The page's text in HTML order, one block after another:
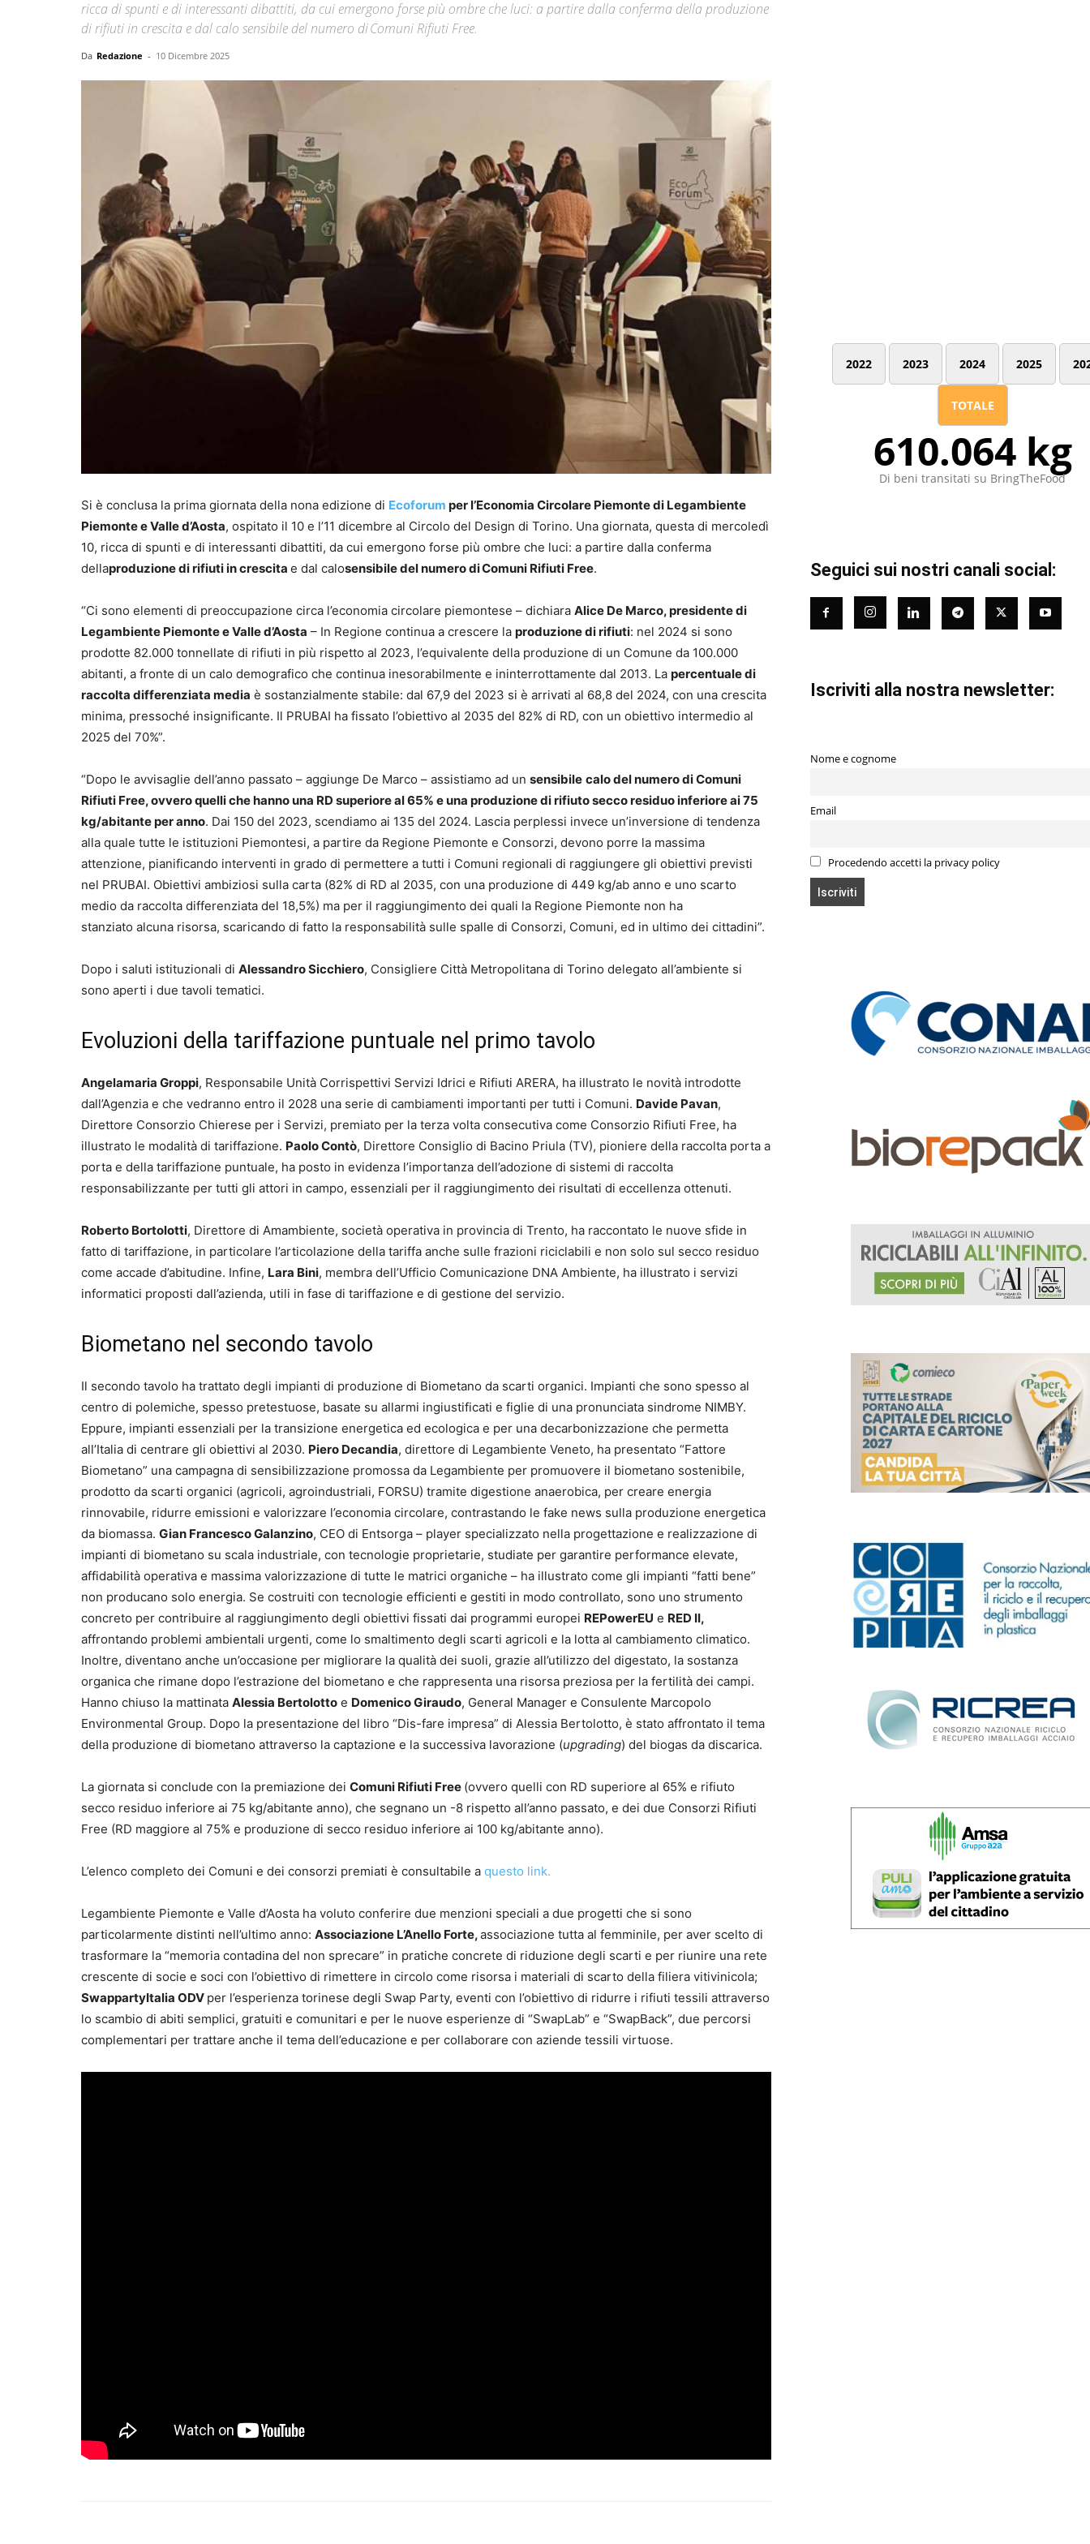
ricca di spunti e di interessanti dibattiti, da cui emergono forse più ombre che luci: a partire dalla conferma della produzione
di rifiuti in crescita e dal calo sensibile del numero di Comuni Rifiuti Free.
Da Redazione - 10 Dicembre 2025
Si è conclusa la prima giornata della nona edizione di Ecoforum per l’Economia Circolare Piemonte di Legambiente
Piemonte e Valle d’Aosta, ospitato il 10 e l’11 dicembre al Circolo del Design di Torino. Una giornata, questa di mercoledì
10, ricca di spunti e di interessanti dibattiti, da cui emergono forse più ombre che luci: a partire dalla conferma
dellaproduzione di rifiuti in crescita e dal calosensibile del numero di Comuni Rifiuti Free.
“Ci sono elementi di preoccupazione circa l’economia circolare piemontese – dichiara Alice De Marco, presidente di
Legambiente Piemonte e Valle d’Aosta – In Regione continua a crescere la produzione di rifiuti: nel 2024 si sono
prodotte 82.000 tonnellate di rifiuti in più rispetto al 2023, l’equivalente della produzione di un Comune da 100.000
abitanti, a fronte di un calo demografico che continua inesorabilmente e ininterrottamente dal 2013. La percentuale di
raccolta differenziata media è sostanzialmente stabile: dal 67,9 del 2023 si è arrivati al 68,8 del 2024, con una crescita
minima, pressoché insignificante. Il PRUBAI ha fissato l’obiettivo al 2035 del 82% di RD, con un obiettivo intermedio al
2025 del 70%”.
“Dopo le avvisaglie dell’anno passato – aggiunge De Marco – assistiamo ad un sensibile calo del numero di Comuni
Rifiuti Free, ovvero quelli che hanno una RD superiore al 65% e una produzione di rifiuto secco residuo inferiore ai 75
kg/abitante per anno. Dai 150 del 2023, scendiamo ai 135 del 2024. Lascia perplessi invece un’inversione di tendenza
alla quale tutte le istituzioni Piemontesi, a partire da Regione Piemonte e Consorzi, devono porre la massima
attenzione, pianificando interventi in grado di permettere a tutti i Comuni regionali di raggiungere gli obiettivi previsti
nel PRUBAI. Obiettivi ambiziosi sulla carta (82% di RD al 2035, con una produzione di 449 kg/ab anno e uno scarto
medio da raccolta differenziata del 18,5%) ma per il raggiungimento dei quali la Regione Piemonte non ha
stanziato alcuna risorsa, scaricando di fatto la responsabilità sulle spalle di Consorzi, Comuni, ed in ultimo dei cittadini”.
Dopo i saluti istituzionali di Alessandro Sicchiero, Consigliere Città Metropolitana di Torino delegato all’ambiente si
sono aperti i due tavoli tematici.
Evoluzioni della tariffazione puntuale nel primo tavolo
Angelamaria Groppi, Responsabile Unità Corrispettivi Servizi Idrici e Rifiuti ARERA, ha illustrato le novità introdotte
dall’Agenzia e che vedranno entro il 2028 una serie di cambiamenti importanti per tutti i Comuni. Davide Pavan,
Direttore Consorzio Chierese per i Servizi, premiato per la terza volta consecutiva come Consorzio Rifiuti Free, ha
illustrato le modalità di tariffazione. Paolo Contò, Direttore Consiglio di Bacino Priula (TV), pioniere della raccolta porta a
porta e della tariffazione puntuale, ha posto in evidenza l’importanza dell’adozione di sistemi di raccolta
responsabilizzante per tutti gli attori in campo, essenziali per il raggiungimento dei risultati di eccellenza ottenuti.
Roberto Bortolotti, Direttore di Amambiente, società operativa in provincia di Trento, ha raccontato le nuove sfide in
fatto di tariffazione, in particolare l’articolazione della tariffa anche sulle frazioni riciclabili e non solo sul secco residuo
come accade d’abitudine. Infine, Lara Bini, membra dell’Ufficio Comunicazione DNA Ambiente, ha illustrato i servizi
informatici proposti dall’azienda, utili in fase di tariffazione e di gestione del servizio.
Biometano nel secondo tavolo
Il secondo tavolo ha trattato degli impianti di produzione di Biometano da scarti organici. Impianti che sono spesso al
centro di polemiche, spesso pretestuose, basate su allarmi ingiustificati e figlie di una pronunciata sindrome NIMBY.
Eppure, impianti essenziali per la transizione energetica ed ecologica e per una decarbonizzazione che permetta
all’Italia di centrare gli obiettivi al 2030. Piero Decandia, direttore di Legambiente Veneto, ha presentato “Fattore
Biometano” una campagna di sensibilizzazione promossa da Legambiente per promuovere il biometano sostenibile,
prodotto da scarti organici (agricoli, agroindustriali, FORSU) tramite digestione anaerobica, per creare energia
rinnovabile, ridurre emissioni e valorizzare l’economia circolare, contrastando le fake news sulla produzione energetica
da biomassa. Gian Francesco Galanzino, CEO di Entsorga – player specializzato nella progettazione e realizzazione di
impianti di biometano su scala industriale, con tecnologie proprietarie, studiate per garantire performance elevate,
affidabilità operativa e massima valorizzazione di tutte le matrici organiche – ha illustrato come gli impianti “fatti bene”
non producano solo energia. Se costruiti con tecnologie efficienti e gestiti in modo controllato, sono uno strumento
concreto per contribuire al raggiungimento degli obiettivi fissati dai programmi europei REPowerEU e RED II,
affrontando problemi ambientali urgenti, come lo smaltimento degli scarti agricoli e la lotta al cambiamento climatico.
Inoltre, diventano anche un’occasione per migliorare la qualità dei suoli, grazie all’utilizzo del digestato, la sostanza
organica che rimane dopo l’estrazione del biometano e che rappresenta una risorsa preziosa per la fertilità dei campi.
Hanno chiuso la mattinata Alessia Bertolotto e Domenico Giraudo, General Manager e Consulente Marcopolo
Environmental Group. Dopo la presentazione del libro “Dis-fare impresa” di Alessia Bertolotto, è stato affrontato il tema
della produzione di biometano attraverso la captazione e la successiva lavorazione (upgrading) del biogas da discarica.
La giornata si conclude con la premiazione dei Comuni Rifiuti Free (ovvero quelli con RD superiore al 65% e rifiuto
secco residuo inferiore ai 75 kg/abitante anno), che segnano un -8 rispetto all’anno passato, e dei due Consorzi Rifiuti
Free (RD maggiore al 75% e produzione di secco residuo inferiore ai 100 kg/abitante anno).
L’elenco completo dei Comuni e dei consorzi premiati è consultabile a questo link.
Legambiente Piemonte e Valle d’Aosta ha voluto conferire due menzioni speciali a due progetti che si sono
particolarmente distinti nell’ultimo anno: Associazione L’Anello Forte,associazione tutta al femminile, per aver scelto di
trasformare la “memoria contadina del non sprecare” in pratiche concrete di riduzione degli scarti e per riunire una rete
crescente di socie e soci con l’obiettivo di rimettere in circolo come risorsa i materiali di scarto della filiera vitivinicola;
SwappartyItalia ODV per l’esperienza torinese degli Swap Party, eventi con l’obiettivo di ridurre i rifiuti tessili attraverso
lo scambio di abiti semplici, gratuiti e comunitari e per le nuove esperienze di “SwapLab” e “SwapBack”, due percorsi
complementari per trattare anche il tema dell’educazione e per collaborare con aziende tessili virtuose.
2022 2023 2024 2025
TOTALE
610.064 kg
Di beni transitati su BringTheFood
Seguici sui nostri canali social:
Iscriviti alla nostra newsletter:
Nome e cognome
Email
Procedendo accetti la privacy policy